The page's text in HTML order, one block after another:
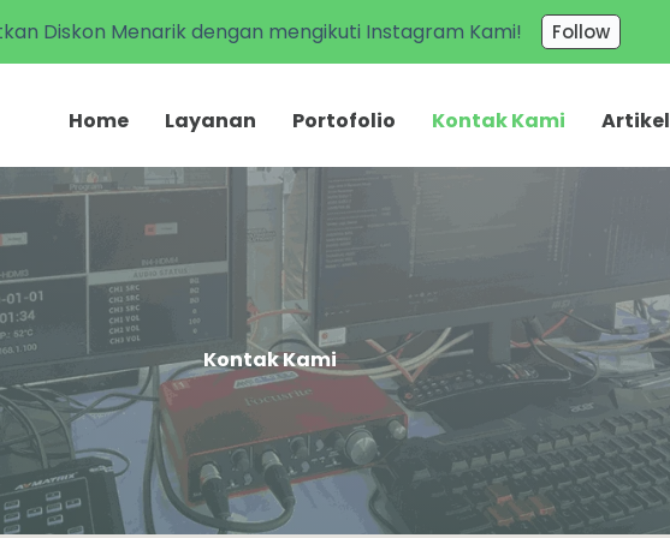
Diskon Menarik dengan mengikuti Instagram Kami! Follow
Home Layanan Portofolio Kontak Kami Artikel
Kontak Kami